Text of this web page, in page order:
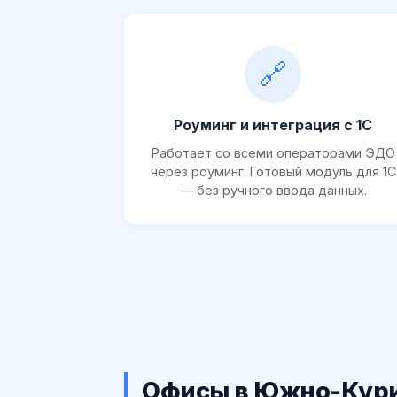
🔗
Роуминг и интеграция с 1С
Работает со всеми операторами ЭДО
через роуминг. Готовый модуль для 1С
— без ручного ввода данных.
Офисы в Южно-